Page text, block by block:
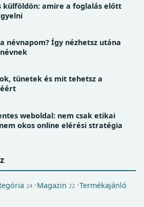
külföldön: amire a foglalás előtt
névnapom? Így nézhetsz utána
tünetek és mit tehetsz a
weboldal: nem csak etikai
okos online elérési stratégia
24 Magazin 22 Termékajánló